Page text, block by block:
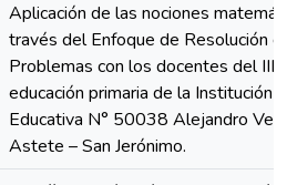
Aplicación de las nociones
través del Enfoque de Resolución
Problemas con los docentes del III
educación primaria de la Institución
Educativa N° 50038 Alejandro
Astete – San Jerónimo.